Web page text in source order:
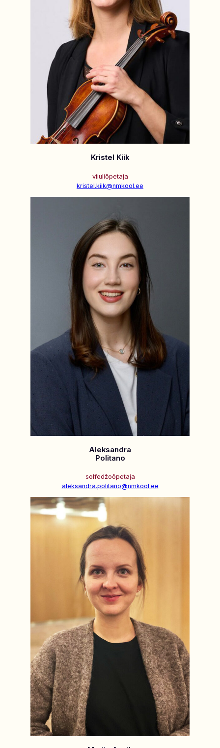
Kristel Kiik
viiuliõpetaja
kristel.kiik@nmkool.ee
Aleksandra
Politano
solfedžoõpetaja
aleksandra.politano@nmkool.ee